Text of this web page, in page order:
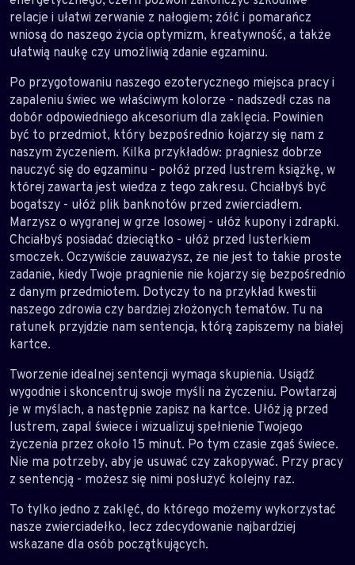
relacje i ułatwi zerwanie z nałogiem; żółć i pomarańcz
wniosą do naszego życia optymizm, kreatywność, a także
ułatwią naukę czy umożliwią zdanie egzaminu.
Po przygotowaniu naszego ezoterycznego miejsca pracy i
zapaleniu świec we właściwym kolorze - nadszedł czas na
dobór odpowiedniego akcesorium dla zaklęcia. Powinien
być to przedmiot, który bezpośrednio kojarzy się nam z
naszym życzeniem. Kilka przykładów: pragniesz dobrze
nauczyć się do egzaminu - połóż przed lustrem książkę, w
której zawarta jest wiedza z tego zakresu. Chciałbyś być
bogatszy - ułóż plik banknotów przed zwierciadłem.
Marzysz o wygranej w grze losowej - ułóż kupony i zdrapki.
Chciałbyś posiadać dzieciątko - ułóż przed lusterkiem
smoczek. Oczywiście zauważysz, że nie jest to takie proste
zadanie, kiedy Twoje pragnienie nie kojarzy się bezpośrednio
z danym przedmiotem. Dotyczy to na przykład kwestii
naszego zdrowia czy bardziej złożonych tematów. Tu na
ratunek przyjdzie nam sentencja, którą zapiszemy na białej
kartce.
Tworzenie idealnej sentencji wymaga skupienia. Usiądź
wygodnie i skoncentruj swoje myśli na życzeniu. Powtarzaj
je w myślach, a następnie zapisz na kartce. Ułóż ją przed
lustrem, zapal świece i wizualizuj spełnienie Twojego
życzenia przez około 15 minut. Po tym czasie zgaś świece.
Nie ma potrzeby, aby je usuwać czy zakopywać. Przy pracy
z sentencją - możesz się nimi posłużyć kolejny raz.
To tylko jedno z zaklęć, do którego możemy wykorzystać
nasze zwierciadełko, lecz zdecydowanie najbardziej
wskazane dla osób początkujących.